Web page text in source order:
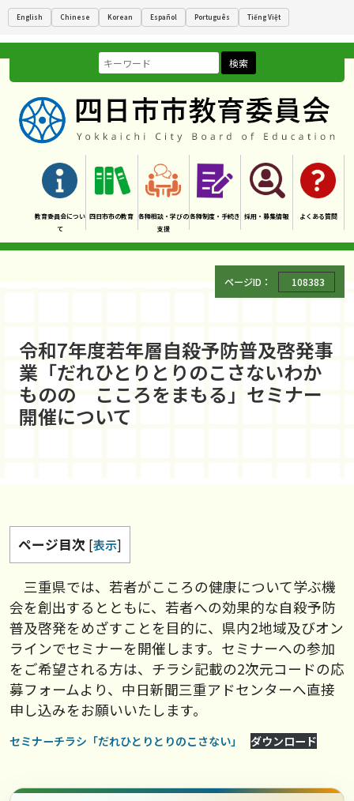
English Chinese Korean Español Português Tiếng Việt
検索
教育委員会につい
て
四日市市の教育 各種相談・学びの
支援
各種制度・手続き 採用・募集情報 よくある質問
ページID： 108383
令和7年度若年層自殺予防普及啓発事
業「だれひとりとりのこさないわか
ものの こころをまもる」セミナー
開催について
ページ目次 [表示]
三重県では、若者がこころの健康について学ぶ機
会を創出するとともに、若者への効果的な自殺予防
普及啓発をめざすことを目的に、県内2地域及びオン
ラインでセミナーを開催します。セミナーへの参加
をご希望される方は、チラシ記載の2次元コードの応
募フォームより、中日新聞三重アドセンターへ直接
申し込みをお願いいたします。
セミナーチラシ「だれひとりとりのこさない」 ダウンロード